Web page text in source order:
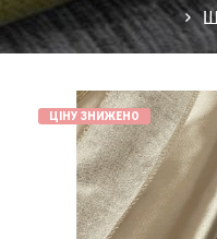
ЦІНУ ЗНИЖЕНО